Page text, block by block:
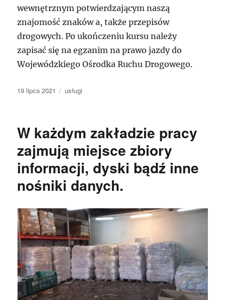
wewnętrznym potwierdzającym naszą
znajomość znaków a, także przepisów
drogowych. Po ukończeniu kursu należy
zapisać się na egzanim na prawo jazdy do
Wojewódzkiego Ośrodka Ruchu Drogowego.
Data
19 lipca 2021 Kategorie
usługi
W każdym zakładzie pracy
zajmują miejsce zbiory
informacji, dyski bądź inne
nośniki danych.